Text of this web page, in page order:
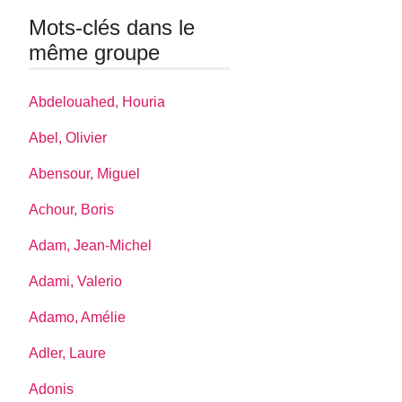
Mots-clés dans le
même groupe
Abdelouahed, Houria
Abel, Olivier
Abensour, Miguel
Achour, Boris
Adam, Jean-Michel
Adami, Valerio
Adamo, Amélie
Adler, Laure
Adonis